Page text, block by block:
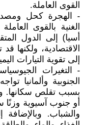
القوى العاملة.
- الهجرة كحل
الغنية بالقوى
أسيا) إلى الدول
الاقتصادية، ولكنها
إلى تقوية التيارات
- التغيرات
الجنوبية وألمانيا
بسبب تقلص سكانها.
أو جنوب آسيوية وزنًا
والشباب.